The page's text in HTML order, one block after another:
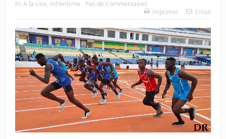
In: A la Une Athletisme
Pas de Commentaires
Imprimer
Email